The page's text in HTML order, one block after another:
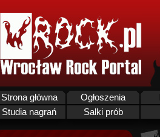
Strona główna Ogłoszenia
Studia nagrań
Salki prób